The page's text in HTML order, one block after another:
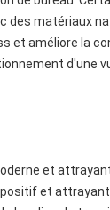
des matériaux
et améliore la
d'une
et
et